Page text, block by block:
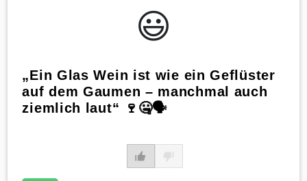
😃️
„Ein Glas Wein ist wie ein Geflüster
auf dem Gaumen – manchmal auch
ziemlich laut“ 🍷🤐🗣️